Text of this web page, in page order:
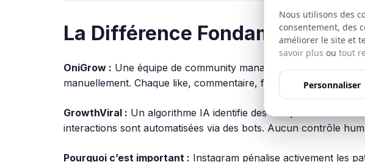
La Différence Fondamentale :
OniGrow : Une équipe de community managers analyse votre
manuellement. Chaque like, commentaire, follow est évalué par
GrowthViral : Un algorithme IA identifie des comptes cibles en
interactions sont automatisées via des bots. Aucun contrôle
Pourquoi c’est important : Instagram pénalise activement les
Nous utilisons des
consentement, des
améliorer le site et
savoir plus ou tout
Personnaliser